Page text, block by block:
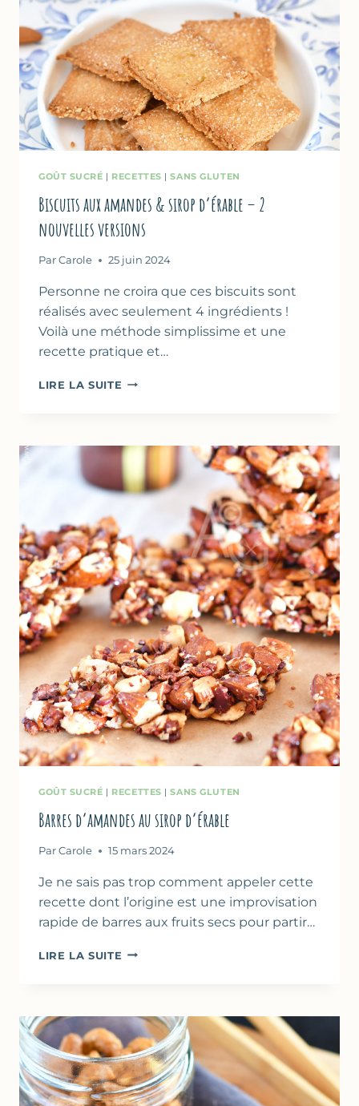
GOÛT SUCRÉ | RECETTES |SANS GLUTEN
Biscuits aux amandes & sirop d’érable – 2
nouvelles versions
Par Carole 25 juin 2024
Personne ne croira que ces biscuits sont
réalisés avec seulement 4 ingrédients !
Voilà une méthode simplissime et une
recette pratique et…
LIRE LA SUITE BISCUITS
SIROP
–
2
NOUVELLES
GOÛT SUCRÉ | RECETTES |SANS GLUTEN
Barres d’amandes au sirop d’érable
Par Carole 15 mars 2024
Je ne sais pas trop comment appeler cette
recette dont l’origine est une improvisation
rapide de barres aux fruits secs pour partir…
LIRE LA SUITE BARRES
D’ÉRABLE